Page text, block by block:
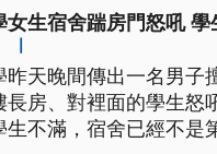
女生宿舍踹房門怒吼
昨天晚間傳出一名男子
長房、對裡面的學生怒
生不滿，宿舍已經不是